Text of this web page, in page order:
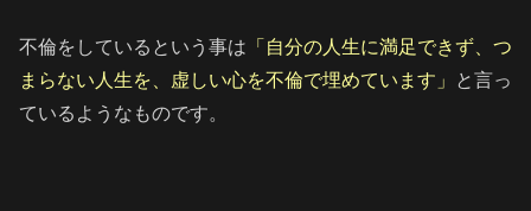
不倫をしているという事は 「自分の人生に満足できず、つ
まらない人生を、虚しい心を不倫で埋めています」
と言っ
ているようなものです。